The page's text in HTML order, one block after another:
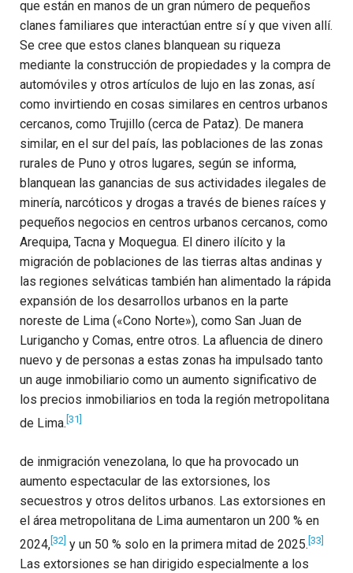
que están en manos de un gran número de pequeños
clanes familiares que interactúan entre sí y que viven allí.
Se cree que estos clanes blanquean su riqueza
mediante la construcción de propiedades y la compra de
automóviles y otros artículos de lujo en las zonas, así
como invirtiendo en cosas similares en centros urbanos
cercanos, como Trujillo (cerca de Pataz). De manera
similar, en el sur del país, las poblaciones de las zonas
rurales de Puno y otros lugares, según se informa,
blanquean las ganancias de sus actividades ilegales de
minería, narcóticos y drogas a través de bienes raíces y
pequeños negocios en centros urbanos cercanos, como
Arequipa, Tacna y Moquegua. El dinero ilícito y la
migración de poblaciones de las tierras altas andinas y
las regiones selváticas también han alimentado la rápida
expansión de los desarrollos urbanos en la parte
noreste de Lima («Cono Norte»), como San Juan de
Lurigancho y Comas, entre otros. La afluencia de dinero
nuevo y de personas a estas zonas ha impulsado tanto
un auge inmobiliario como un aumento significativo de
los precios inmobiliarios en toda la región metropolitana
de Lima. [31]
de inmigración venezolana, lo que ha provocado un
aumento espectacular de las extorsiones, los
secuestros y otros delitos urbanos. Las extorsiones en
el área metropolitana de Lima aumentaron un 200 % en
2024, [32] y un 50 % solo en la primera mitad de 2025. [33]
Las extorsiones se han dirigido especialmente a los